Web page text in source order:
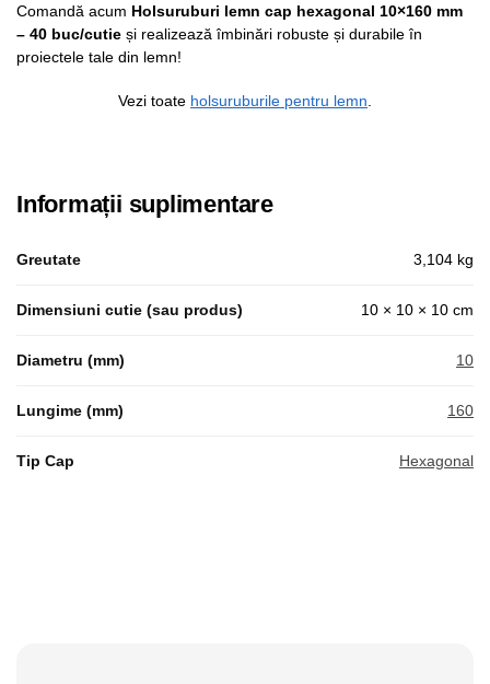
Comandă acum Holsuruburi lemn cap hexagonal 10×160 mm
– 40 buc/cutie și realizează îmbinări robuste și durabile în
proiectele tale din lemn!
Vezi toate holsuruburile pentru lemn
Informații suplimentare
Greutate 3,104 kg
Dimensiuni cutie (sau produs) 10 × 10 × 10 cm
Diametru (mm) 10
Lungime (mm) 160
Tip Cap Hexagonal